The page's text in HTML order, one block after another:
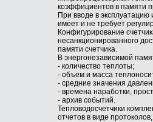
коэффициентов в памяти
При вводе в эксплуатацию
имеет и не требует
Конфигурирование
несанкционированного
памяти счетчика.
В энергонезависимой
- количество теплоты;
- объем и масса
- средние значения
- времена наработки,
- архив событий.
Тепловодосчетчики
отчетов в виде